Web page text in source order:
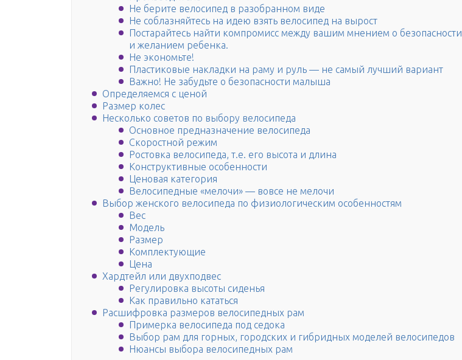
Не берите велосипед в разобранном виде
Не соблазняйтесь на идею взять велосипед на вырост
Постарайтесь найти компромисс между вашим мнением о безопасности
и желанием ребенка.
Не экономьте!
Пластиковые накладки на раму и руль — не самый лучший вариант
Важно! Не забудьте о безопасности малыша
Определяемся с ценой
Размер колес
Несколько советов по выбору велосипеда
Основное предназначение велосипеда
Скоростной режим
Ростовка велосипеда, т.е. его высота и длина
Конструктивные особенности
Ценовая категория
Велосипедные «мелочи» — вовсе не мелочи
Выбор женского велосипеда по физиологическим особенностям
Вес
Модель
Размер
Комплектующие
Цена
Хардтейл или двухподвес
Регулировка высоты сиденья
Как правильно кататься
Расшифровка размеров велосипедных рам
Примерка велосипеда под седока
Выбор рам для горных, городских и гибридных моделей велосипедов
Нюансы выбора велосипедных рам